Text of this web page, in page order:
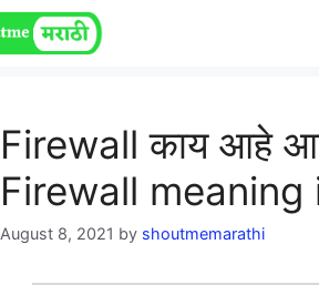
Firewall काय आहे
Firewall
August 8, 2021 by shoutmemarathi